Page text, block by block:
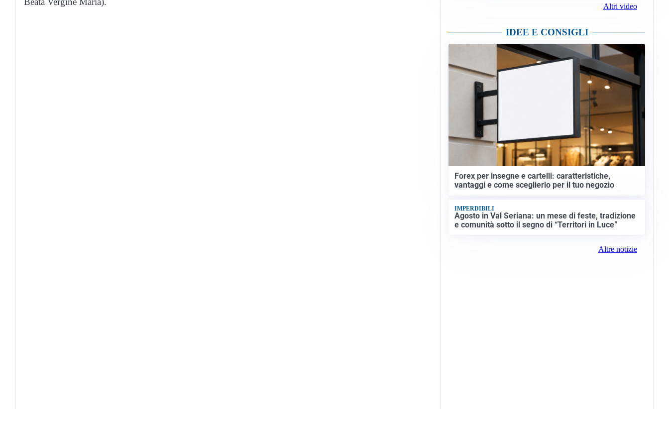
Altri video
IDEE E CONSIGLI
Forex per insegne e cartelli: caratteristiche,
vantaggi e come sceglierlo per il tuo negozio
IMPERDIBILI
Agosto in Val Seriana: un mese di feste, tradizione
e comunità sotto il segno di “Territori in Luce”
Altre notizie